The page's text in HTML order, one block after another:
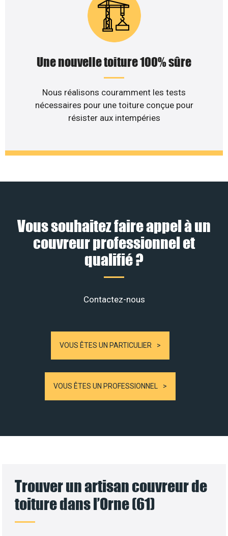
Une nouvelle toiture 100% sûre
Nous réalisons couramment les tests
nécessaires pour une toiture conçue pour
résister aux intempéries
Vous souhaitez faire appel à un
couvreur professionnel et
qualifié ?
Contactez-nous
VOUS ÊTES UN PARTICULIER
VOUS ÊTES UN PROFESSIONNEL
Trouver un artisan couvreur de
toiture dans l’Orne (61)